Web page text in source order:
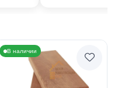
В наличии